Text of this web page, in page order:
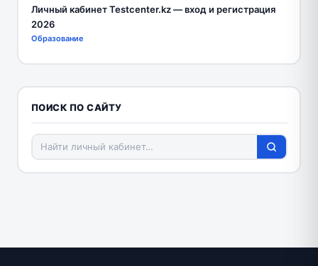
Личный кабинет Testcenter.kz — вход и регистрация
2026
Образование
ПОИСК ПО САЙТУ